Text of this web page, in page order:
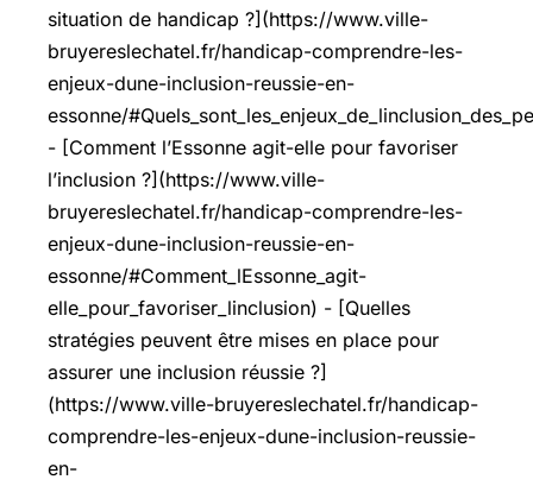
situation de handicap ?](https://www.ville-
bruyereslechatel.fr/handicap-comprendre-les-
enjeux-dune-inclusion-reussie-en-
essonne/
- [Comment l’Essonne agit-elle pour favoriser
l’inclusion ?](https://www.ville-
bruyereslechatel.fr/handicap-comprendre-les-
enjeux-dune-inclusion-reussie-en-
essonne/#Comment_lEssonne_agit-
elle_pour_favoriser_linclusion) - [Quelles
stratégies peuvent être mises en place pour
assurer une inclusion réussie ?]
(https://www.ville-bruyereslechatel.fr/handicap-
comprendre-les-enjeux-dune-inclusion-reussie-
en-